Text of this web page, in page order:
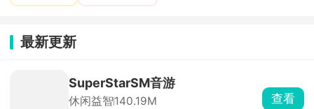
最新更新
SuperStarSM音游
休闲益智140.19M
查看